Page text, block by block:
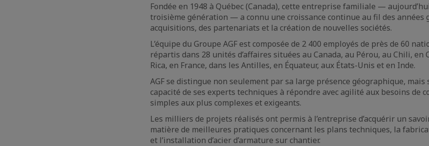
Fondée en 1948 à Québec (Canada), cette entreprise familiale —
troisième génération — a connu une croissance continue au fil des années
acquisitions, des partenariats et la création de nouvelles sociétés.
L’équipe du Groupe AGF est composée de 2 400 employés de près de 60
répartis dans 28 unités d’affaires situées au Canada, au Pérou, au Chili, en
Rica, en France, dans les Antilles, en Équateur, aux États-Unis et en Inde.
AGF se distingue non seulement par sa large présence géographique,
capacité de ses experts techniques à répondre avec agilité aux besoins de
simples aux plus complexes et exigeants.
Les milliers de projets réalisés ont permis à l’entreprise d’acquérir un
matière de meilleures pratiques concernant les plans techniques, la
et l’installation d’acier d’armature sur chantier.